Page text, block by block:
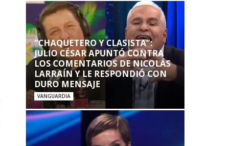
“CHAQUETERO Y CLASISTA”:
JULIO CÉSAR APUNTÓ CONTRA
LOS COMENTARIOS DE NICOLÁS
LARRAÍN Y LE RESPONDIÓ CON
DURO MENSAJE
VANGUARDIA